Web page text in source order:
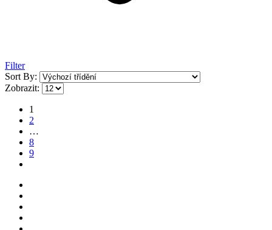
Filter
Sort By:
Zobrazit:
1
2
…
8
9